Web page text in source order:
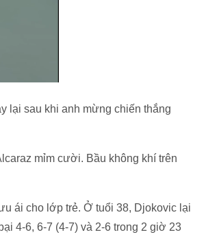
lại sau khi anh mừng chiến thắng
mỉm cười. Bầu không khí trên
ái cho lớp trẻ. Ở tuổi 38, Djokovic lại
4-6, 6-7 (4-7) và 2-6 trong 2 giờ 23